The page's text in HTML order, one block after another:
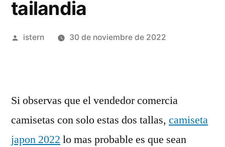
tailandia
Publicado
istern 30 de noviembre de 2022
Si observas que el vendedor comercia
camisetas con solo estas dos tallas, camiseta
japon 2022 lo mas probable es que sean